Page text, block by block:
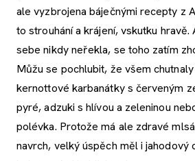
ale vyzbrojena báječnými recepty z
to strouhání a krájení, vskutku hravě.
sebe nikdy neřekla, se toho zatím
Můžu se pochlubit, že všem
kernottové karbanátky s červeným
pyré, adzuki s hlívou a zeleninou
polévka. Protože má ale zdravé
navrch, velký úspěch měl i jahodový